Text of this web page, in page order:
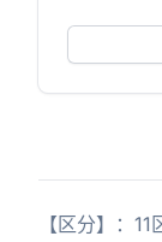
【区分】：